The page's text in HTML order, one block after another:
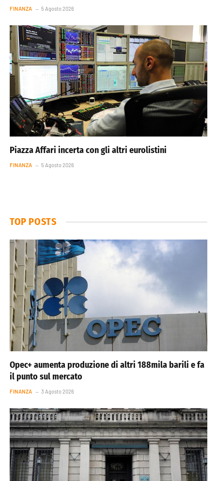
FINANZA 5 Agosto 2026
Piazza Affari incerta con gli altri eurolistini
FINANZA 5 Agosto 2026
TOP POSTS
Opec+ aumenta produzione di altri 188mila barili e fa
il punto sul mercato
FINANZA 3 Agosto 2026